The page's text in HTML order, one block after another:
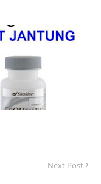
Next Post